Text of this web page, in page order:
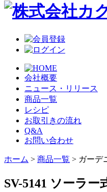
会社概要
ニュース・リリース
商品一覧
レシピ
お取引きの流れ
Q&A
お問い合わせ
ホーム > 商品一覧 > ガーデ
SV-5141 ソーラー